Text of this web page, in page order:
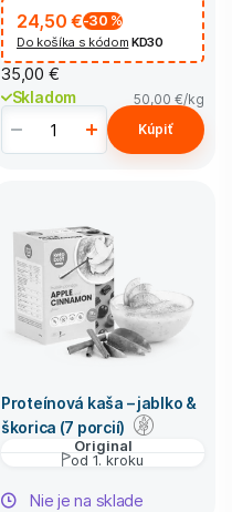
24,50 €-30 %
Do košíka s kódom KD30
35,00 €
Skladom 50,00 €/kg
Kúpiť
Proteínová kaša – jablko &
škorica (7 porcií)
Original
od 1. kroku
Nie je na sklade